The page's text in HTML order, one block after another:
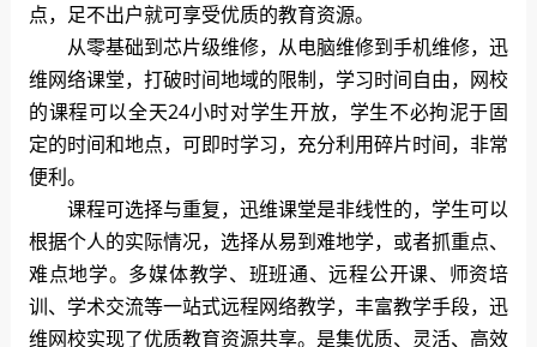
点，足不出户就可享受优质的教育资源。
从零基础到芯片级维修，从电脑维修到手机维修，迅
维网络课堂，打破时间地域的限制，学习时间自由，网校
的课程可以全天24小时对学生开放，学生不必拘泥于固
定的时间和地点，可即时学习，充分利用碎片时间，非常
便利。
课程可选择与重复，迅维课堂是非线性的，学生可以
根据个人的实际情况，选择从易到难地学，或者抓重点、
难点地学。多媒体教学、班班通、远程公开课、师资培
训、学术交流等一站式远程网络教学，丰富教学手段，迅
维网校实现了优质教育资源共享。是集优质、灵活、高效